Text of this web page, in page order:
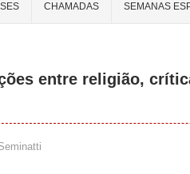
CHAMADAS SEMANAS
entre religião,